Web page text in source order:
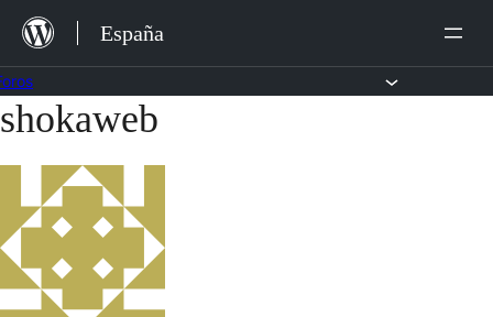
Saltar
contenido
España
Saltar
contenido
shokaweb